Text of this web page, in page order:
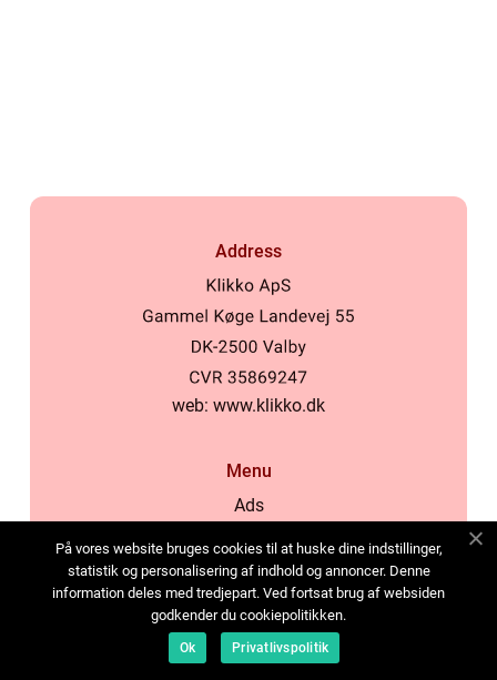
Address
web: www.klikko.dk
Menu
Ads
Cookies
Contact
Sitemap
På vores website bruges cookies til at huske dine indstillinger,
statistik og personalisering af indhold og annoncer. Denne
information deles med tredjepart. Ved fortsat brug af websiden
godkender du cookiepolitikken.
Ok Privatlivspolitik